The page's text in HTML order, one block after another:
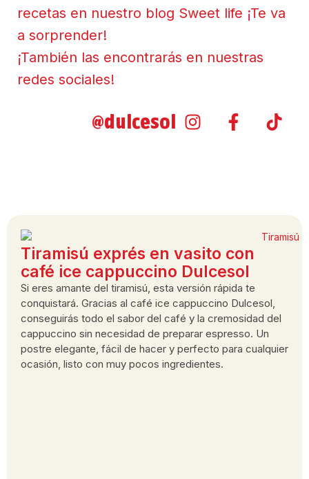
recetas en nuestro blog Sweet life ¡Te va
a sorprender!
¡También las encontrarás en nuestras
redes sociales!
@dulcesol
Tiramisú exprés en vasito con
café ice cappuccino Dulcesol
Si eres amante del tiramisú, esta versión rápida te
conquistará. Gracias al café ice cappuccino Dulcesol,
conseguirás todo el sabor del café y la cremosidad del
cappuccino sin necesidad de preparar espresso. Un
postre elegante, fácil de hacer y perfecto para cualquier
ocasión, listo con muy pocos ingredientes.